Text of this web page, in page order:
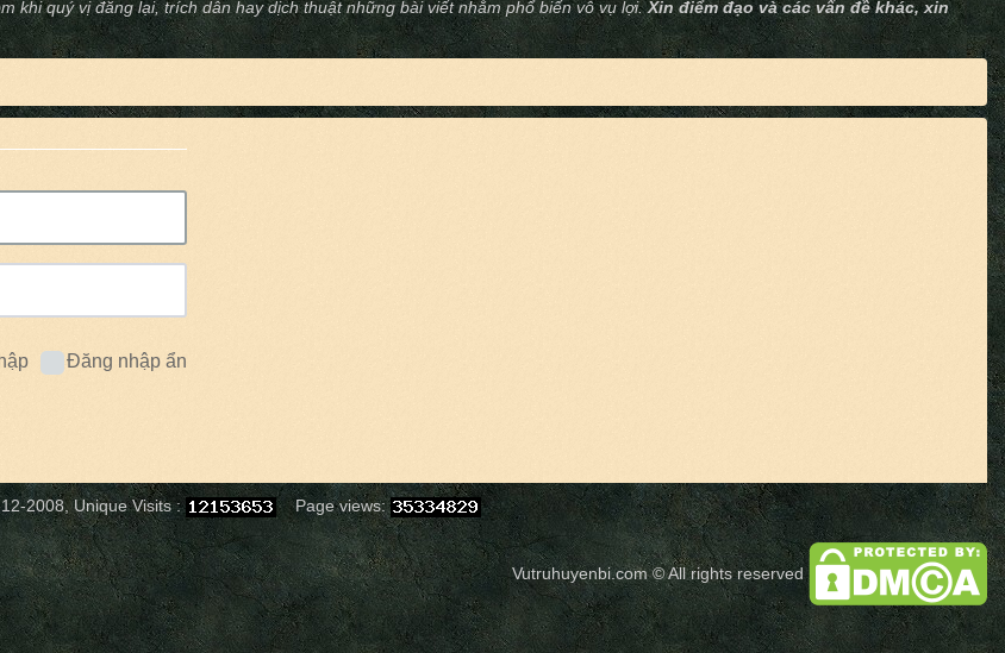
khi quý vị đăng lại, trích dẫn hay dịch thuật những bài viết nhằm phổ biến vô vụ lợi.Xin điểm đạo và các vấn đề khác, xin
Đăng nhập ẩn
2008, Unique Visits : Page views:
Vutruhuyenbi.com© All rights reserved